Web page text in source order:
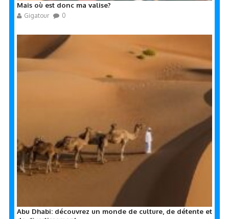
Mais où est donc ma valise?
Gigatour 0
Abu Dhabi: découvrez un monde de culture, de détente et